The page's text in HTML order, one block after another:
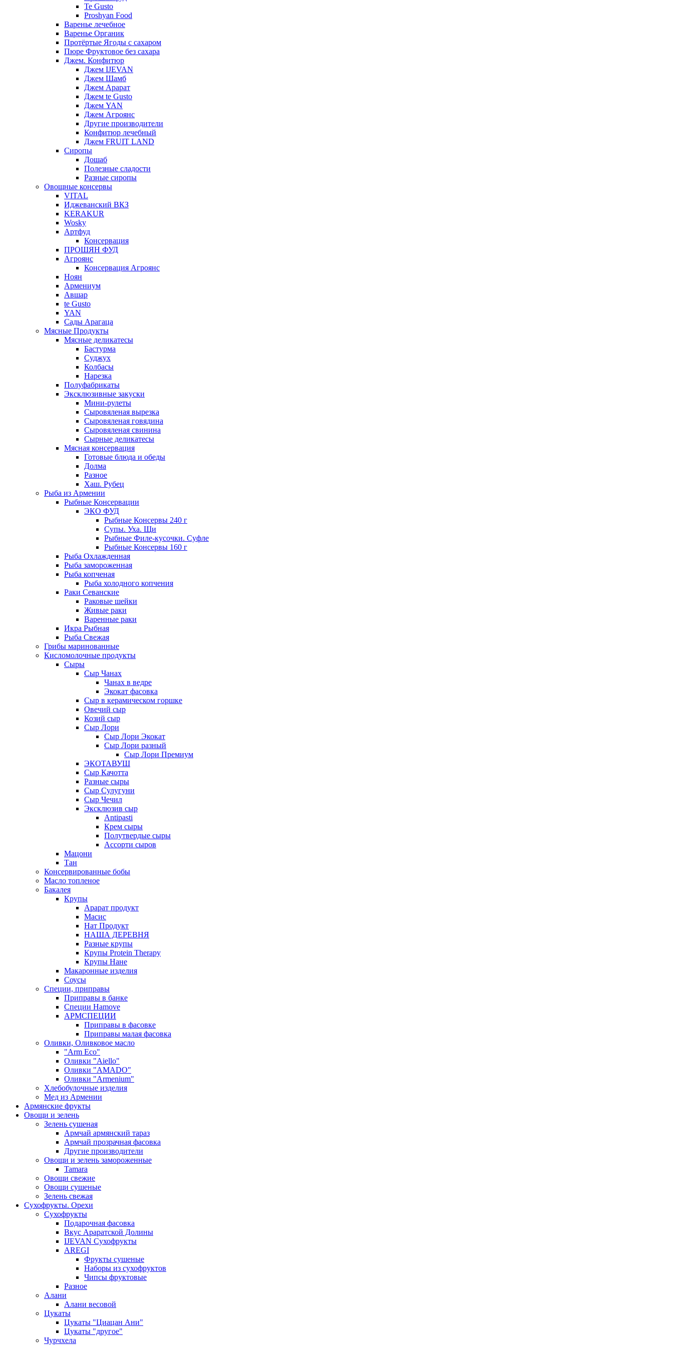
Te Gusto
Proshyan Food
Варенье лечебное
Варенье Органик
Протёртые Ягоды с сахаром
Пюре Фруктовое без сахара
Джем. Конфитюр
Джем IJEVAN
Джем Шамб
Джем Арарат
Джем te Gusto
Джем YAN
Джем Агроянс
Другие производители
Конфитюр лечебный
Джем FRUIT LAND
Сиропы
Дошаб
Полезные сладости
Разные сиропы
Овощные консервы
VITAL
Иджеванский ВКЗ
KERAKUR
Wosky
Артфуд
Консервация
ПРОШЯН ФУД
Агроянс
Консервация Агроянс
Ноян
Армениум
Авшар
te Gusto
YAN
Сады Арагаца
Мясные Продукты
Мясные деликатесы
Бастурма
Суджух
Колбасы
Нарезка
Полуфабрикаты
Эксклюзивные закуски
Мини-рулеты
Сыровяленая вырезка
Сыровяленая говядина
Сыровяленая свинина
Сырные деликатесы
Мясная консервация
Готовые блюда и обеды
Долма
Разное
Хаш. Рубец
Рыба из Армении
Рыбные Консервации
ЭКО ФУД
Рыбные Консервы 240 г
Супы. Уха. Щи
Рыбные Филе-кусочки. Суфле
Рыбные Консервы 160 г
Рыба Охлажденная
Рыба замороженная
Рыба копченая
Рыба холодного копчения
Раки Севанские
Раковые шейки
Живые раки
Варенные раки
Икра Рыбная
Рыба Свежая
Грибы маринованные
Кисломолочные продукты
Сыры
Сыр Чанах
Чанах в ведре
Экокат фасовка
Сыр в керамическом горшке
Овечий сыр
Козий сыр
Сыр Лори
Сыр Лори Экокат
Сыр Лори разный
Сыр Лори Премиум
ЭКОТАВУШ
Сыр Качотта
Разные сыры
Сыр Сулугуни
Сыр Чечил
Эксклюзив сыр
Antipasti
Крем сыры
Полутвердые сыры
Ассорти сыров
Мацони
Тан
Консервированные бобы
Масло топленое
Бакалея
Крупы
Арарат продукт
Масис
Нат Продукт
НАША ДЕРЕВНЯ
Разные крупы
Крупы Protein Therapy
Крупы Нане
Макаронные изделия
Соусы
Специи, приправы
Приправы в банке
Специи Hamove
АРМСПЕЦИИ
Приправы в фасовке
Приправы малая фасовка
Оливки, Оливковое масло
"Arm Eco"
Оливки "Aiello"
Оливки "AMADO"
Оливки "Armenium"
Хлебобулочные изделия
Мед из Армении
Армянские фрукты
Овощи и зелень
Зелень сушеная
Армчай армянский тараз
Армчай прозрачная фасовка
Другие производители
Овощи и зелень замороженные
Tamara
Овощи свежие
Овощи сушеные
Зелень свежая
Сухофрукты. Орехи
Сухофрукты
Подарочная фасовка
Вкус Араратской Долины
IJEVAN Сухофрукты
AREGI
Фрукты сушеные
Наборы из сухофруктов
Чипсы фруктовые
Разное
Алани
Алани весовой
Цукаты
Цукаты "Циацан Ани"
Цукаты "другое"
Чурчхела